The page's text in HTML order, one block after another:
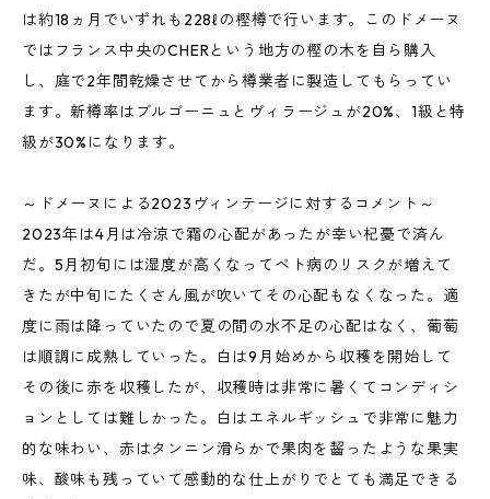
は約18ヵ月でいずれも228ℓの樫樽で行います。このドメーヌ
ではフランス中央のCHERという地方の樫の木を自ら購入
し、庭で2年間乾燥させてから樽業者に製造してもらってい
ます。新樽率はブルゴーニュとヴィラージュが20%、1級と特
級が30%になります。
～ドメーヌによる2023ヴィンテージに対するコメント～
2023年は4月は冷涼で霜の心配があったが幸い杞憂で済ん
だ。5月初旬には湿度が高くなってベト病のリスクが増えて
きたが中旬にたくさん風が吹いてその心配もなくなった。適
度に雨は降っていたので夏の間の水不足の心配はなく、葡萄
は順調に成熟していった。白は9月始めから収穫を開始して
その後に赤を収穫したが、収穫時は非常に暑くてコンディシ
ョンとしては難しかった。白はエネルギッシュで非常に魅力
的な味わい、赤はタンニン滑らかで果肉を齧ったような果実
味、酸味も残っていて感動的な仕上がりでとても満足できる